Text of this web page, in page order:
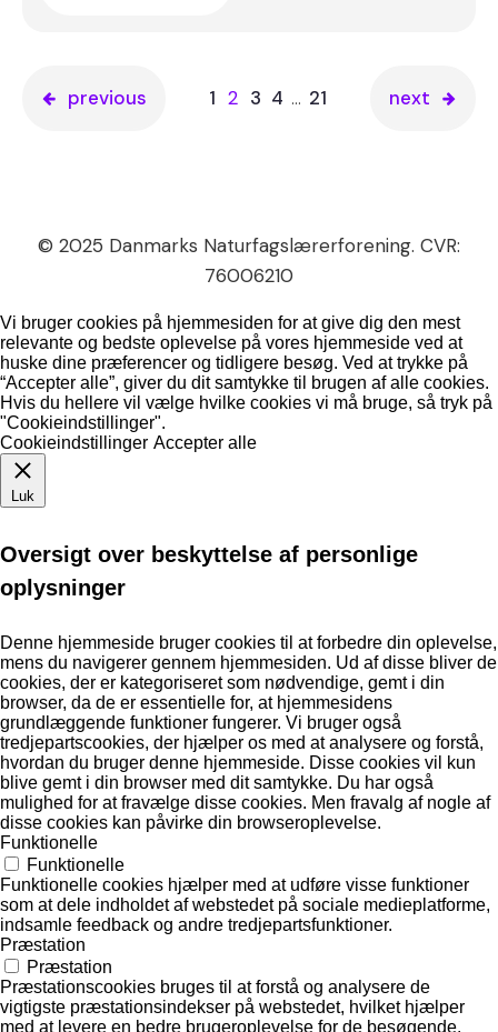
previous 1 2 3 4 … 21 next
© 2025 Danmarks Naturfagslærerforening. CVR:
76006210
Vi bruger cookies på hjemmesiden for at give dig den mest
relevante og bedste oplevelse på vores hjemmeside ved at
huske dine præferencer og tidligere besøg. Ved at trykke på
“Accepter alle”, giver du dit samtykke til brugen af alle cookies.
Hvis du hellere vil vælge hvilke cookies vi må bruge, så tryk på
"Cookieindstillinger".
Cookieindstillinger Accepter alle
Luk
Oversigt over beskyttelse af personlige
oplysninger
Denne hjemmeside bruger cookies til at forbedre din oplevelse,
mens du navigerer gennem hjemmesiden. Ud af disse bliver de
cookies, der er kategoriseret som nødvendige, gemt i din
browser, da de er essentielle for, at hjemmesidens
grundlæggende funktioner fungerer. Vi bruger også
tredjepartscookies, der hjælper os med at analysere og forstå,
hvordan du bruger denne hjemmeside. Disse cookies vil kun
blive gemt i din browser med dit samtykke. Du har også
mulighed for at fravælge disse cookies. Men fravalg af nogle af
disse cookies kan påvirke din browseroplevelse.
Funktionelle
Funktionelle
Funktionelle cookies hjælper med at udføre visse funktioner
som at dele indholdet af webstedet på sociale medieplatforme,
indsamle feedback og andre tredjepartsfunktioner.
Præstation
Præstation
Præstationscookies bruges til at forstå og analysere de
vigtigste præstationsindekser på webstedet, hvilket hjælper
med at levere en bedre brugeroplevelse for de besøgende.